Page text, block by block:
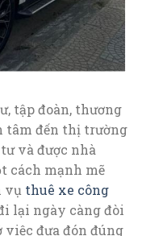
tập đoàn, thương
tâm đến thị trường
và được nhà
cách mạnh mẽ
vụ thuê xe công
lại ngày càng đòi
đưa đón đúng